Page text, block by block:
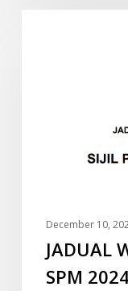
December 10,
JADUAL
SPM